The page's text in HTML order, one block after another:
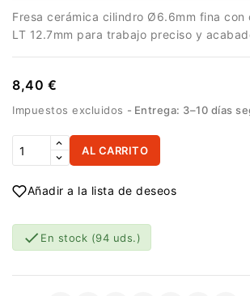
Fresa cerámica cilindro Ø6.6mm fina con
LT 12.7mm para trabajo preciso y
8,40 €
Impuestos excluidos Entrega: 3–10 días
AL CARRITO
Añadir a la lista de deseos
 En stock (94 uds.)